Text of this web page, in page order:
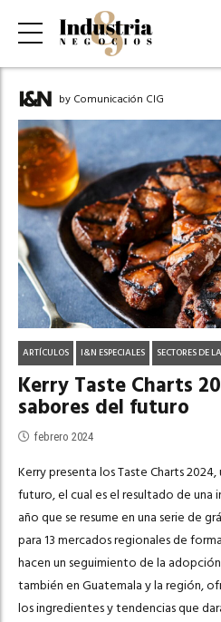
by Comunicación CIG
ARTÍCULOS I&N ESPECIALES SECTORES DE
Kerry Taste Charts
sabores del futuro
febrero 2024
Kerry presenta los Taste Charts
futuro, el cual es el resultado de una
año que se resume en una serie de
para 13 mercados regionales de
hacen un seguimiento de la
también en Guatemala y la región,
los ingredientes y tendencias que